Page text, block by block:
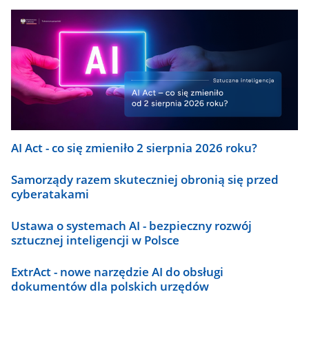
AI Act - co się zmieniło 2 sierpnia 2026 roku?
Samorządy razem skuteczniej obronią się przed
cyberatakami
Ustawa o systemach AI - bezpieczny rozwój
sztucznej inteligencji w Polsce
ExtrAct - nowe narzędzie AI do obsługi
dokumentów dla polskich urzędów